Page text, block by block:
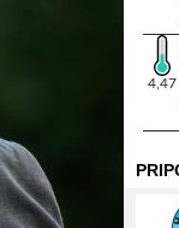
4,47